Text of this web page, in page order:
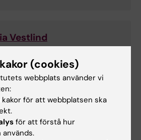
Vestlind
(cookies)
webbplats använder vi
kakor för att webbplatsen ska
för att förstå hur